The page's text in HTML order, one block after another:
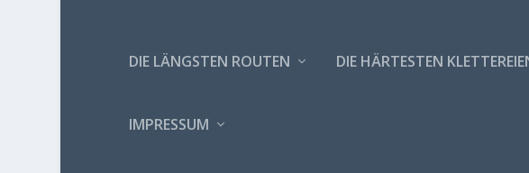
DIE LÄNGSTEN ROUTEN DIE HÄRTESTEN
IMPRESSUM